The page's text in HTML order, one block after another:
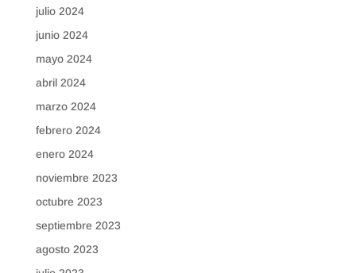
julio 2024
junio 2024
mayo 2024
abril 2024
marzo 2024
febrero 2024
enero 2024
noviembre 2023
octubre 2023
septiembre 2023
agosto 2023